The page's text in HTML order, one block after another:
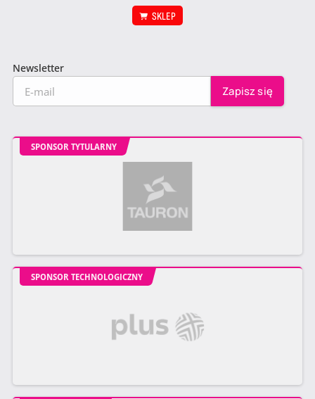
SKLEP
Newsletter
SPONSOR TYTULARNY
SPONSOR TECHNOLOGICZNY